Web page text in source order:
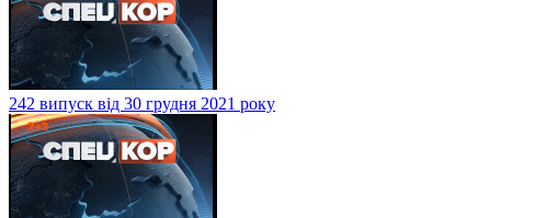
242 випуск від 30 грудня 2021 року